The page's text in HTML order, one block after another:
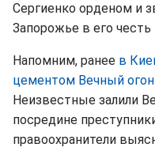
Сергиенко орденом и
Запорожье в его честь
Напомним, ранее в
цементом Вечный
Неизвестные залили
посредине
правоохранители